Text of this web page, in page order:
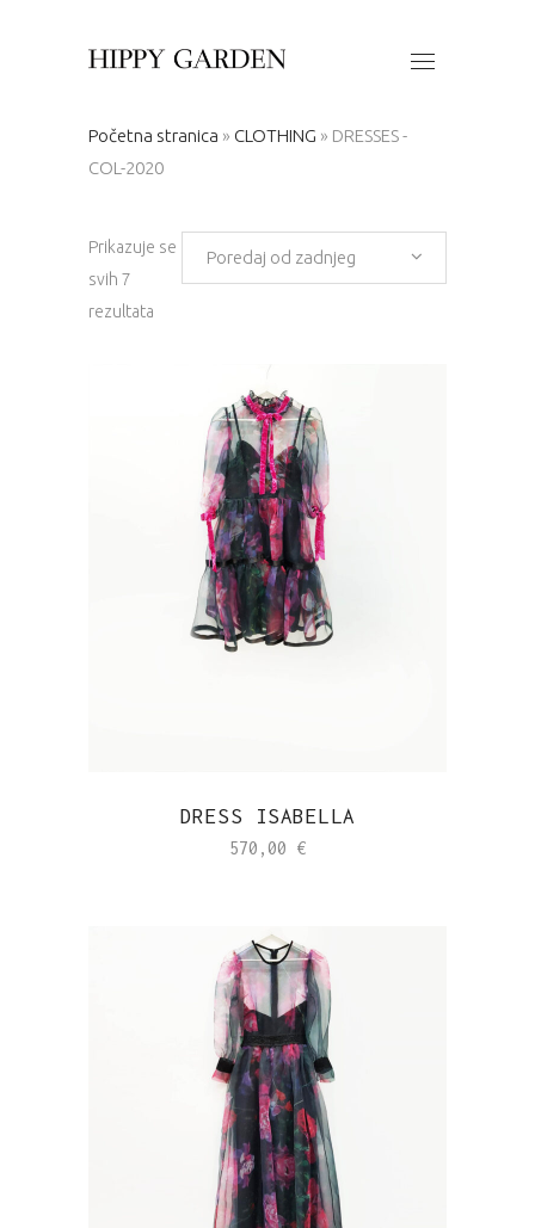
Početna stranica » CLOTHING » DRESSES -
COL-2020
Prikazuje se
svih 7
rezultata
Poredaj od zadnjeg
DRESS ISABELLA
570,00 €